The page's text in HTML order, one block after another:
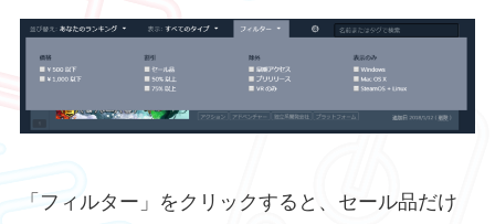
「フィルター」をクリックすると、セール品だけ